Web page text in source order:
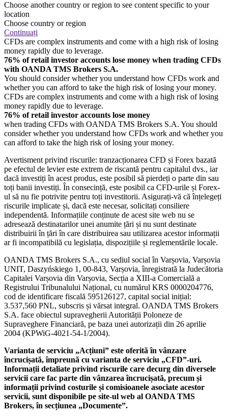
Choose another country or region to see content specific to your
location
Choose country or region
Continuați
CFDs are complex instruments and come with a high risk of losing
money rapidly due to leverage.
76% of retail investor accounts lose money when trading CFDs
with OANDA TMS Brokers S.A.
You should consider whether you understand how CFDs work and
whether you can afford to take the high risk of losing your money.
CFDs are complex instruments and come with a high risk of losing
money rapidly due to leverage.
76% of retail investor accounts lose money
when trading CFDs with OANDA TMS Brokers S.A. You should
consider whether you understand how CFDs work and whether you
can afford to take the high risk of losing your money.
Avertisment privind riscurile: tranzacționarea CFD și Forex bazată
pe efectul de levier este extrem de riscantă pentru capitalul dvs., iar
dacă investiți în acest produs, este posibil să pierdeți o parte din sau
toți banii investiți. În consecință, este posibil ca CFD-urile și Forex-
ul să nu fie potrivite pentru toți investitorii. Asigurați-vă că înțelegeți
riscurile implicate și, dacă este necesar, solicitați consiliere
independentă. Informațiile conținute de acest site web nu se
adresează destinatarilor unei anumite țări și nu sunt destinate
distribuirii în țări în care distribuirea sau utilizarea acestor informații
ar fi incompatibilă cu legislația, dispozițiile și reglementările locale.
OANDA TMS Brokers S.A., cu sediul social în Varșovia, Varșovia
UNIT, Daszyńskiego 1, 00-843, Varșovia, înregistrată la Judecătoria
Capitalei Varșovia din Varșovia, Secția a XIII-a Comercială a
Registrului Tribunalului Național, cu numărul KRS 0000204776,
cod de identificare fiscală 595126127, capital social inițial:
3.537,560 PNL, subscris și vărsat integral. OANDA TMS Brokers
S.A. face obiectul supravegherii Autorității Poloneze de
Supraveghere Financiară, pe baza unei autorizații din 26 aprilie
2004 (KPWiG-4021-54-1/2004).
Varianta de serviciu „Acțiuni” este oferită în vânzare
încrucișată, împreună cu varianta de serviciu „CFD”-uri.
Informații detaliate privind riscurile care decurg din diversele
servicii care fac parte din vânzarea încrucișată, precum și
informații privind costurile și comisioanele asociate acestor
servicii, sunt disponibile pe site-ul web al OANDA TMS
Brokers, în secțiunea „Documente”.